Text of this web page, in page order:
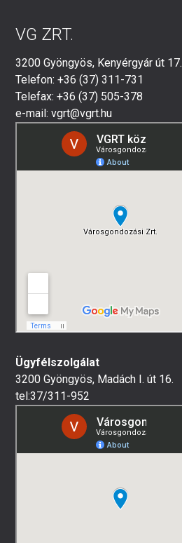
VG ZRT.
3200 Gyöngyös, Kenyérgyár út 17.
Telefon: +36 (37) 311-731
Telefax: +36 (37) 505-378
e-mail: vgrt@vgrt.hu
Ügyfélszolgálat
3200 Gyöngyös, Madách I. út 16.
tel:37/311-952